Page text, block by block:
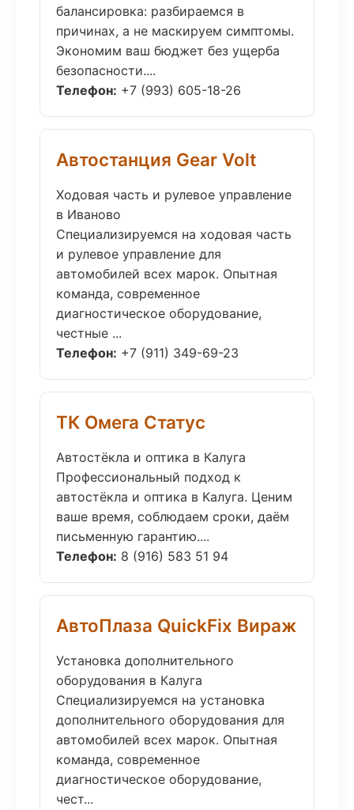
балансировка: разбираемся в
причинах, а не маскируем симптомы.
Экономим ваш бюджет без ущерба
безопасности....
Телефон: +7 (993) 605-18-26
Автостанция Gear Volt
Ходовая часть и рулевое управление
в Иваново
Специализируемся на ходовая часть
и рулевое управление для
автомобилей всех марок. Опытная
команда, современное
диагностическое оборудование,
честные ...
Телефон: +7 (911) 349-69-23
ТК Омега Статус
Автостёкла и оптика в Калуга
Профессиональный подход к
автостёкла и оптика в Калуга. Ценим
ваше время, соблюдаем сроки, даём
письменную гарантию....
Телефон: 8 (916) 583 51 94
АвтоПлаза QuickFix Вираж
Установка дополнительного
оборудования в Калуга
Специализируемся на установка
дополнительного оборудования для
автомобилей всех марок. Опытная
команда, современное
диагностическое оборудование,
чест...